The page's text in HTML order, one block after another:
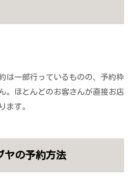
は一部行っているものの、予約枠
。ほとんどのお客さんが直接お店
ます。
ヤの予約方法